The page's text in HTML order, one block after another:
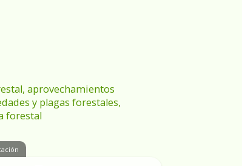
aprovechamientos
y plagas forestales,
forestal